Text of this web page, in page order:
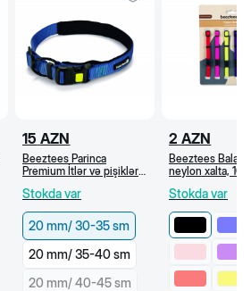
15 AZN
Beeztees Parinca
Premium İtlər və pişiklər
mm/30-35 sm)
Stokda var
20 mm/ 30-35 sm
20 mm/ 35-40 sm
20 mm/ 40-45 sm
2 AZN
Beeztees Bala it
neylon xalta, 10
Stokda var